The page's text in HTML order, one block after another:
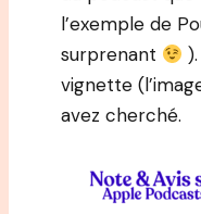
l’exemple de
surprenant
vignette
avez cherché.